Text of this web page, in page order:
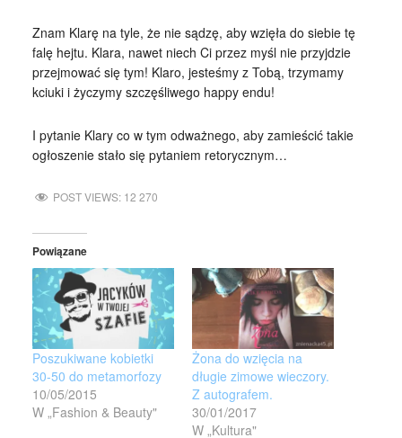
Znam Klarę na tyle, że nie sądzę, aby wzięła do siebie tę
falę hejtu. Klara, nawet niech Ci przez myśl nie przyjdzie
przejmować się tym! Klaro, jesteśmy z Tobą, trzymamy
kciuki i życzymy szczęśliwego happy endu!
I pytanie Klary co w tym odważnego, aby zamieścić takie
ogłoszenie stało się pytaniem retorycznym…
POST VIEWS: 12 270
Powiązane
Poszukiwane kobietki
30-50 do metamorfozy
10/05/2015
W „Fashion & Beauty"
Żona do wzięcia na
długie zimowe wieczory.
Z autografem.
30/01/2017
W „Kultura"